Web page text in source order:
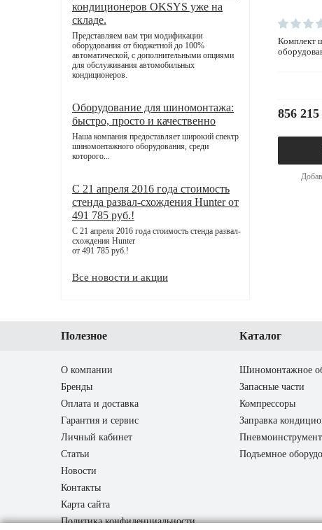
кондиционеров OKSYS уже на
складе.
Представляем вам три модификации
оборудования от бюджетной до 100%
автоматической, с дополнительными опциями
для обслуживания автомобильных
кондиционеров.
Оборудование для шиномонтажа:
быстро, просто и качественно
Наша компания предоставляет широкий спектр
шиномонтажного оборудования, среди
которого...
С 21 апреля 2016 года стоимость
стенда развал-схождения Hunter от
491 785 руб.!
С 21 апреля 2016 года стоимость стенда развал-
схождения Hunter
от 491 785 руб.!
Все новости и акции
комплект шиномонтажного
856 215
Полезное Каталог
О компании
Бренды
Оплата и доставка
Гарантия и сервис
Личный кабинет
Статьи
Новости
Контакты
Карта сайта
Политика конфиденциальности
Шиномонтажное
Запасные части
Компрессоры
Заправка
Пневмоинструмент
Подъемное